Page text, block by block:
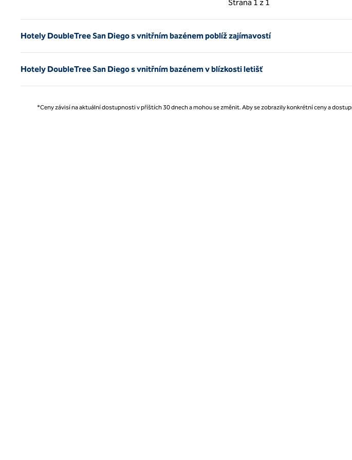
Strana 1 z 1
Strana 1 z 1
Hotely DoubleTree San Diego s vnitřním bazénem poblíž zajímavostí
Hotely DoubleTree San Diego s vnitřním bazénem v blízkosti letišť
*Ceny závisí na aktuální dostupnosti v příštích 30 dnech a mohou se změnit. Aby se zobrazily konkrétní ceny a